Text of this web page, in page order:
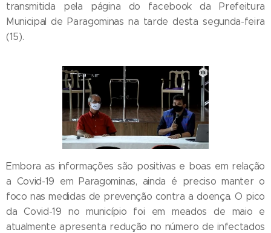
transmitida pela página do facebook da Prefeitura
Municipal de Paragominas na tarde desta segunda-feira
(15).
Embora as informações são positivas e boas em relação
a Covid-19 em Paragominas, ainda é preciso manter o
foco nas medidas de prevenção contra a doença. O pico
da Covid-19 no município foi em meados de maio e
atualmente apresenta redução no número de infectados